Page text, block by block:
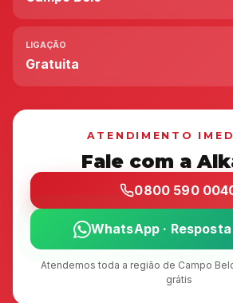
LIGAÇÃO
Gratuita
ATENDIMENTO
Fale com a
0800 590
WhatsApp ·
Atendemos toda a região de Campo Belo
grátis